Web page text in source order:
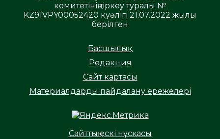
комитетінің тіркеу туралы №
KZ91VPY00052420 куәлігі 21.07.2022 жылы
берілген
Басшылық
Редакция
Сайт картасы
Материалдарды пайдалану ережелері
Сайттың ескі нұсқасы